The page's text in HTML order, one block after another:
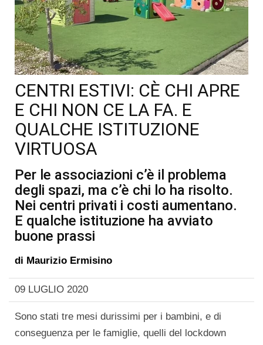
CENTRI ESTIVI: CÈ CHI APRE
E CHI NON CE LA FA. E
QUALCHE ISTITUZIONE
VIRTUOSA
Per le associazioni c’è il problema
degli spazi, ma c’è chi lo ha risolto.
Nei centri privati i costi aumentano.
E qualche istituzione ha avviato
buone prassi
di Maurizio Ermisino
09 LUGLIO 2020
Sono stati tre mesi durissimi per i bambini, e di
conseguenza per le famiglie, quelli del lockdown